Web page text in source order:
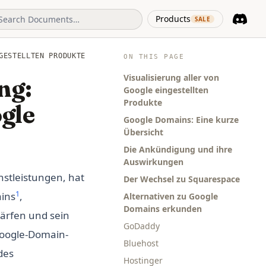
Products SALE
(opens in
ON THIS PAGE
Visualisierung aller von
Google eingestellten
Produkte
Google Domains: Eine kurze
Übersicht
Die Ankündigung und ihre
Auswirkungen
Der Wechsel zu Squarespace
Alternativen zu Google
Domains erkunden
GoDaddy
Bluehost
Hostinger
PRODUKTE
hat
1,
und sein
Domain-